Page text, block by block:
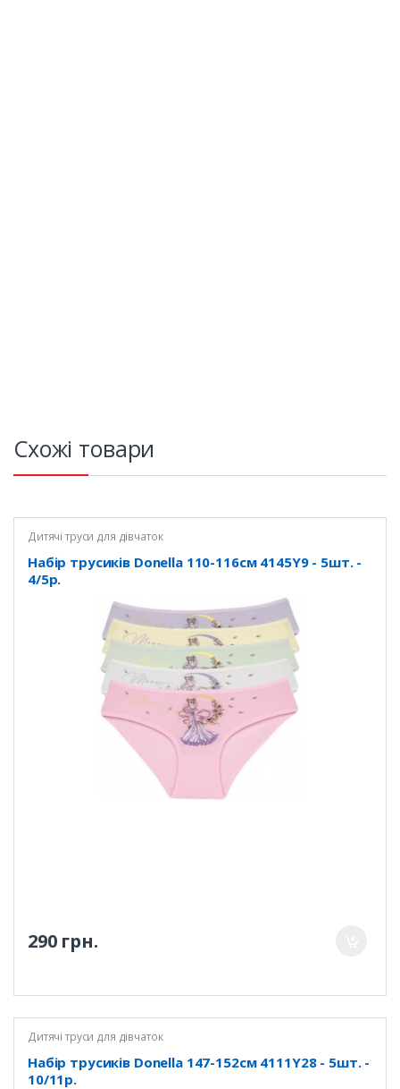
Схожі товари
Дитячі труси для дівчаток
Набір трусиків Donella 110-116см 4145Y9 - 5шт. -
4/5р.
290 грн.
Дитячі труси для дівчаток
Набір трусиків Donella 147-152см 4111Y28 - 5шт. -
10/11р.